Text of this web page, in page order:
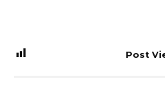
Post